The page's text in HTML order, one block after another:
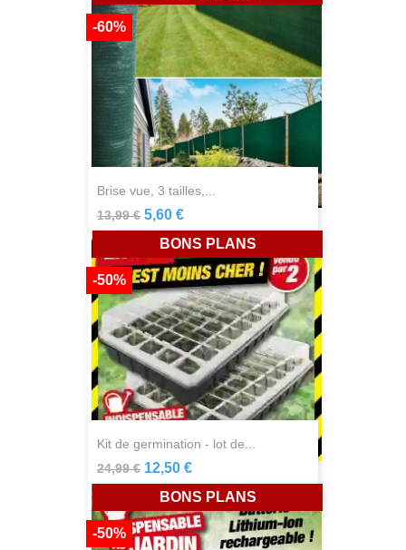
brise vue, 3 tailles,...
13,99 €
-60%
5,60 €
kit de germination - lot de...
24,99 €
-50%
12,50 €
BONS PLANS
-50%
BONS PLANS